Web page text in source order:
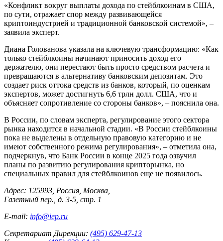
«Конфликт вокруг выплаты дохода по стейблкоинам в США,
по сути, отражает спор между развивающейся
криптоиндустрией и традиционной банковской системой», –
заявила эксперт.
Диана Голованова указала на ключевую трансформацию: «Как
только стейблкоины начинают приносить доход его
держателю, они перестают быть просто средством расчета и
превращаются в альтернативу банковским депозитам. Это
создает риск оттока средств из банков, который, по оценкам
экспертов, может достигнуть 6,6 трлн долл. США, что и
объясняет сопротивление со стороны банков», – пояснила она.
В России, по словам эксперта, регулирование этого сектора
рынка находится в начальной стадии. «В России стейблкоины
пока не выделены в отдельную правовую категорию и не
имеют собственного режима регулирования», – отметила она,
подчеркнув, что Банк России в конце 2025 года озвучил
планы по развитию регулирования крипторынка, но
специальных правил для стейблкоинов еще не появилось.
Адрес: 125993, Россия, Москва,
Газетный пер., д. 3-5, стр. 1
E-mail: info@iep.ru
Секретариат Дирекции: (495) 629-47-13